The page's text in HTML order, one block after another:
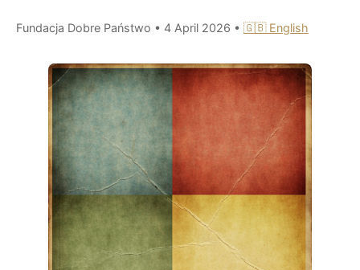
Fundacja Dobre Państwo • 4 April 2026 • 🇬🇧 English